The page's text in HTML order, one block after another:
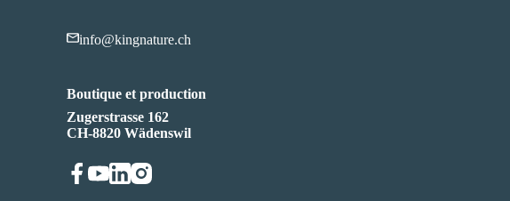
info@kingnature.ch
Boutique et production
Zugerstrasse 162
CH-8820 Wädenswil